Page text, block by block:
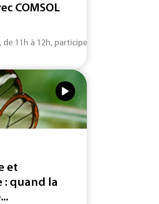
pour produire et stocker de l’énergie
COMSOL
de 11h à 12h, participez à ce webinar en
et
: quand la